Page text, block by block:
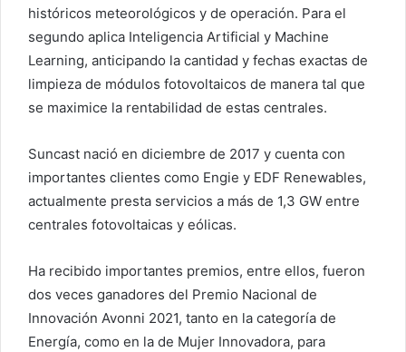
históricos meteorológicos y de operación. Para el
segundo aplica Inteligencia Artificial y Machine
Learning, anticipando la cantidad y fechas exactas de
limpieza de módulos fotovoltaicos de manera tal que
se maximice la rentabilidad de estas centrales.
Suncast nació en diciembre de 2017 y cuenta con
importantes clientes como Engie y EDF Renewables,
actualmente presta servicios a más de 1,3 GW entre
centrales fotovoltaicas y eólicas.
Ha recibido importantes premios, entre ellos, fueron
dos veces ganadores del Premio Nacional de
Innovación Avonni 2021, tanto en la categoría de
Energía, como en la de Mujer Innovadora, para